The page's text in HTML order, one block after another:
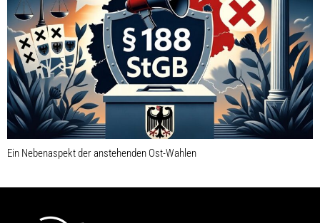
Ein Nebenaspekt der anstehenden Ost-Wahlen